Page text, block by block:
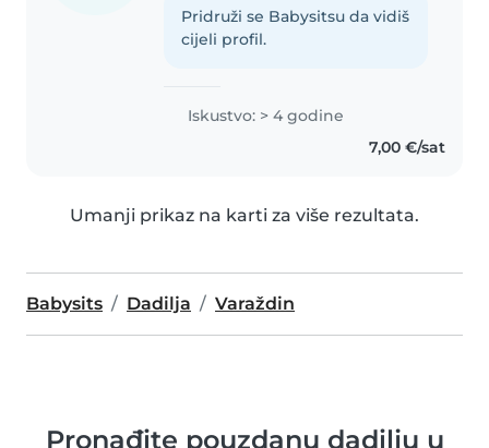
Pridruži se Babysitsu da vidiš
cijeli profil.
Iskustvo: > 4 godine
7,00 €/sat
Umanji prikaz na karti za više rezultata.
Babysits Dadilja Varaždin
Pronađite pouzdanu dadilju u